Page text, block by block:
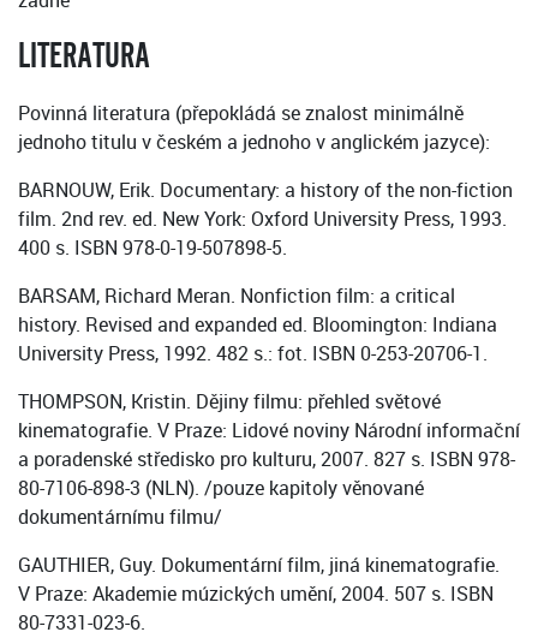
LITERATURA
Povinná literatura (přepokládá se znalost minimálně
jednoho titulu v českém a jednoho v anglickém jazyce):
BARNOUW, Erik. Documentary: a history of the non-fiction
film. 2nd rev. ed. New York: Oxford University Press, 1993.
400 s. ISBN 978-0-19-507898-5.
BARSAM, Richard Meran. Nonfiction film: a critical
history. Revised and expanded ed. Bloomington: Indiana
University Press, 1992. 482 s.: fot. ISBN 0-253-20706-1.
THOMPSON, Kristin. Dějiny filmu: přehled světové
kinematografie. V Praze: Lidové noviny Národní informační
a poradenské středisko pro kulturu, 2007. 827 s. ISBN 978-
80-7106-898-3 (NLN). /pouze kapitoly věnované
dokumentárnímu filmu/
GAUTHIER, Guy. Dokumentární film, jiná kinematografie.
V Praze: Akademie múzických umění, 2004. 507 s. ISBN
80-7331-023-6.